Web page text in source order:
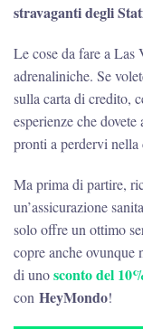
stravaganti degli
Le cose da fare a Las
adrenaliniche. Se
sulla carta di credito,
esperienze che
pronti a perdervi nella
Ma prima di partire,
un’assicurazione
solo offre un ottimo
copre anche ovunque
di unosconto del
con HeyMondo!